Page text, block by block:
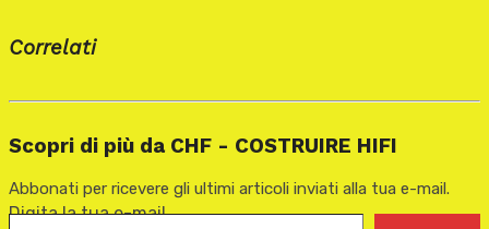
Correlati
Scopri di più da CHF - COSTRUIRE HIFI
Abbonati per ricevere gli ultimi articoli inviati alla tua e-mail.
Digita la tua e-mail...